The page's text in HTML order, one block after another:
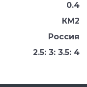
0.4
КМ2
Россия
2.5: 3: 3.5: 4